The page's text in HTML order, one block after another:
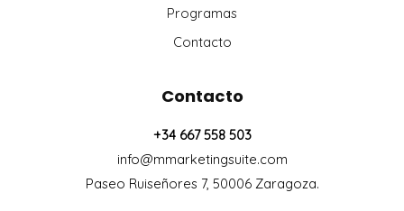
Programas
Contacto
Contacto
+34 667 558 503
info@mmarketingsuite.com
Paseo Ruiseñores 7, 50006 Zaragoza.